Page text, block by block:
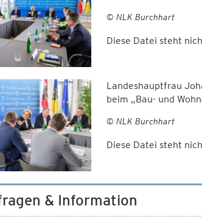
© NLK Burchhart
Diese Datei steht
Landeshauptfrau
beim „Bau- und
© NLK Burchhart
Diese Datei steht
& Information